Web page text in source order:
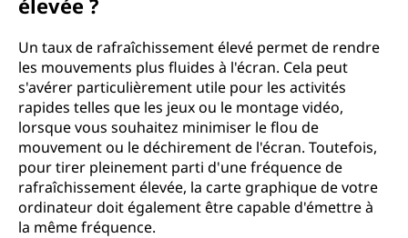
élevée ?
Un taux de rafraîchissement élevé permet de rendre
les mouvements plus fluides à l'écran. Cela peut
s'avérer particulièrement utile pour les activités
rapides telles que les jeux ou le montage vidéo,
lorsque vous souhaitez minimiser le flou de
mouvement ou le déchirement de l'écran. Toutefois,
pour tirer pleinement parti d'une fréquence de
rafraîchissement élevée, la carte graphique de votre
ordinateur doit également être capable d'émettre à
la même fréquence.